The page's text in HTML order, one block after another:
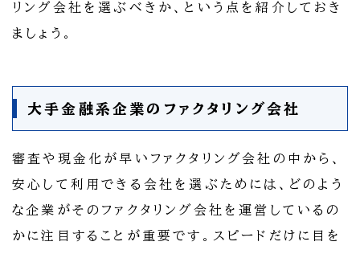
リング会社を選ぶべきか、という点を紹介しておき
ましょう。
大手金融系企業のファクタリング会社
審査や現金化が早いファクタリング会社の中から、
安心して利用できる会社を選ぶためには、どのよう
な企業がそのファクタリング会社を運営しているの
かに注目することが重要です。スピードだけに目を